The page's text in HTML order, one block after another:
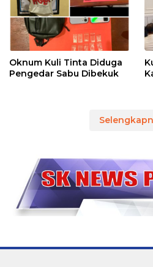
Oknum Kuli Tinta Diduga
Pengedar Sabu Dibekuk